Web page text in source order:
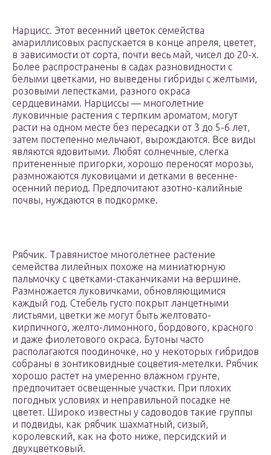
Нарцисс. Этот весенний цветок семейства
амариллисовых распускается в конце апреля, цветет,
в зависимости от сорта, почти весь май, чисел до 20-х.
Более распространены в садах разновидности с
белыми цветками, но выведены гибриды с желтыми,
розовыми лепестками, разного окраса
сердцевинами. Нарциссы — многолетние
луковичные растения с терпким ароматом, могут
расти на одном месте без пересадки от 3 до 5-6 лет,
затем постепенно мельчают, вырождаются. Все виды
являются ядовитыми. Любят солнечные, слегка
притененные пригорки, хорошо переносят морозы,
размножаются луковицами и детками в весенне-
осенний период. Предпочитают азотно-калийные
почвы, нуждаются в подкормке.
Рябчик. Травянистое многолетнее растение
семейства лилейных похоже на миниатюрную
пальмочку с цветками-стаканчиками на вершине.
Размножается луковичками, обновляющимися
каждый год. Стебель густо покрыт ланцетными
листьями, цветки же могут быть желтовато-
кирпичного, желто-лимонного, бордового, красного
и даже фиолетового окраса. Бутоны часто
располагаются поодиночке, но у некоторых гибридов
собраны в зонтиковидные соцветия-метелки. Рябчик
хорошо растет на умеренно влажном грунте,
предпочитает освещенные участки. При плохих
погодных условиях и неправильной посадке не
цветет. Широко известны у садоводов такие группы
и подвиды, как рябчик шахматный, сизый,
королевский, как на фото ниже, персидский и
двухцветковый.